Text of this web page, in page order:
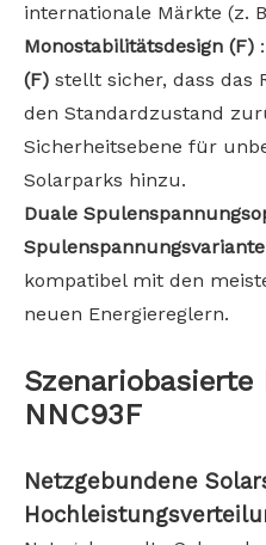
internationale Märkte (z.
Monostabilitätsdesign (F)
(F) stellt sicher, dass das
den Standardzustand
Sicherheitsebene für
Solarparks hinzu.
Duale
kompatibel mit den
neuen Energiereglern.
NNC93F
Netzgebundene